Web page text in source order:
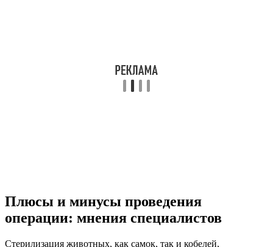
Плюсы и минусы проведения
операции: мнения специалистов
Стерилизация животных, как самок, так и кобелей,